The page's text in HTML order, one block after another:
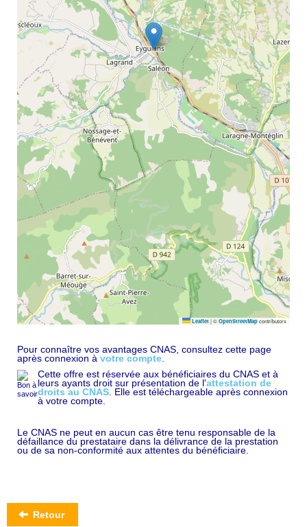
Leaflet |© OpenStreetMap contributors
Pour connaître vos avantages CNAS, consultez cette page
après connexion à votre compte.
Cette offre est réservée aux bénéficiaires du CNAS et à
leurs ayants droit sur présentation de l'attestation de
droits au CNAS. Elle est téléchargeable après connexion
à votre compte.
Le CNAS ne peut en aucun cas être tenu responsable de la
défaillance du prestataire dans la délivrance de la prestation
ou de sa non-conformité aux attentes du bénéficiaire.
Retour